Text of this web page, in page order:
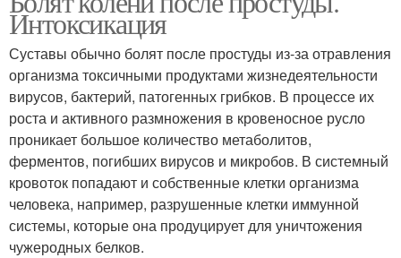
Интоксикация
Суставы обычно болят после простуды из-за отравления
организма токсичными продуктами жизнедеятельности
вирусов, бактерий, патогенных грибков. В процессе их
роста и активного размножения в кровеносное русло
проникает большое количество метаболитов,
ферментов, погибших вирусов и микробов. В системный
кровоток попадают и собственные клетки организма
человека, например, разрушенные клетки иммунной
системы, которые она продуцирует для уничтожения
чужеродных белков.